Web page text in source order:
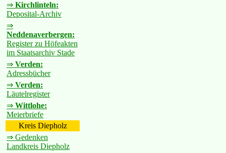
⇒ Kirchlinteln:
Deposital-Archiv
⇒
Neddenaverbergen:
Register zu Höfeakten
im Staatsarchiv Stade
⇒ Verden:
Adressbücher
⇒ Verden:
Läutelregister
⇒ Wittlohe:
Meierbriefe
Kreis Diepholz
⇒ Gedenken
Landkreis Diepholz